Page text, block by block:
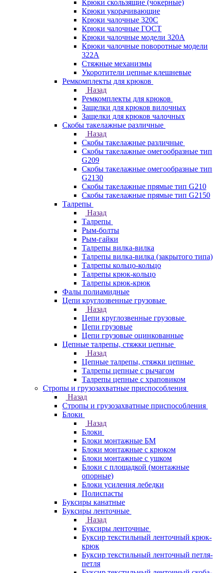
Крюки скользящие (чокерные)
Крюки укорачивающие
Крюки чалочные 320C
Крюки чалочные ГОСТ
Крюки чалочные модели 320А
Крюки чалочные поворотные модели
322А
Стяжные механизмы
Укоротители цепные клешневые
Ремкомплекты для крюков
Назад
Ремкомплекты для крюков
Защелки для крюков вилочных
Защелки для крюков чалочных
Скобы такелажные различные
Назад
Скобы такелажные различные
Скобы такелажные омегообразные тип
G209
Скобы такелажные омегообразные тип
G2130
Скобы такелажные прямые тип G210
Скобы такелажные прямые тип G2150
Талрепы
Назад
Талрепы
Рым-болты
Рым-гайки
Талрепы вилка-вилка
Талрепы вилка-вилка (закрытого типа)
Талрепы кольцо-кольцо
Талрепы крюк-кольцо
Талрепы крюк-крюк
Фалы полиамидные
Цепи круглозвенные грузовые
Назад
Цепи круглозвенные грузовые
Цепи грузовые
Цепи грузовые оцинкованные
Цепные талрепы, стяжки цепные
Назад
Цепные талрепы, стяжки цепные
Талрепы цепные с рычагом
Талрепы цепные с храповиком
Стропы и грузозахватные приспособления
Назад
Стропы и грузозахватные приспособления
Блоки
Назад
Блоки
Блоки монтажные БМ
Блоки монтажные с крюком
Блоки монтажные с ушком
Блоки с площадкой (монтажные
опорные)
Блоки усиления лебедки
Полиспасты
Буксиры канатные
Буксиры ленточные
Назад
Буксиры ленточные
Буксир текстильный ленточный крюк-
крюк
Буксир текстильный ленточный петля-
петля